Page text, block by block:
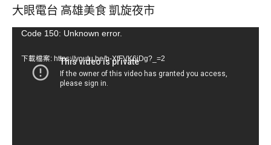
大眼電台 高雄美食 凱旋夜市
視Code 150: Unknown error.
下載檔案: https://youtu.be/b-XfFVK6jDg?_=2